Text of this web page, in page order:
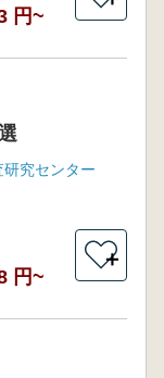
円~
究センター
円~
＋